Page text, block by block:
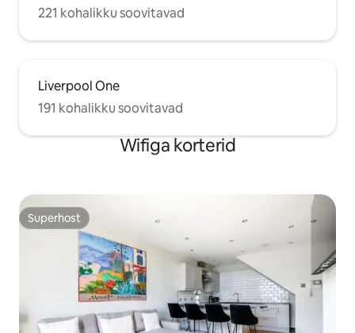
221 kohalikku soovitavad
Liverpool One
191 kohalikku soovitavad
Wifiga korterid
Superhost
Superhost